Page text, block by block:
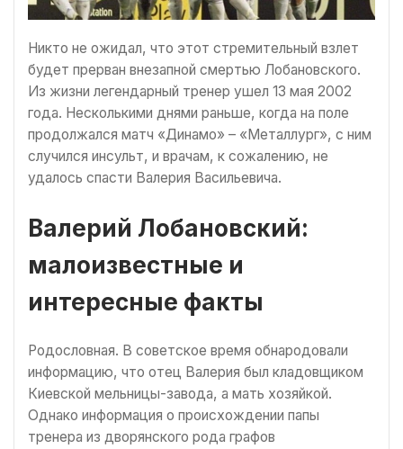
Никто не ожидал, что этот стремительный взлет
будет прерван внезапной смертью Лобановского.
Из жизни легендарный тренер ушел 13 мая 2002
года. Несколькими днями раньше, когда на поле
продолжался матч «Динамо» – «Металлург», с ним
случился инсульт, и врачам, к сожалению, не
удалось спасти Валерия Васильевича.
Валерий Лобановский:
малоизвестные и
интересные факты
Родословная. В советское время обнародовали
информацию, что отец Валерия был кладовщиком
Киевской мельницы-завода, а мать хозяйкой.
Однако информация о происхождении папы
тренера из дворянского рода графов